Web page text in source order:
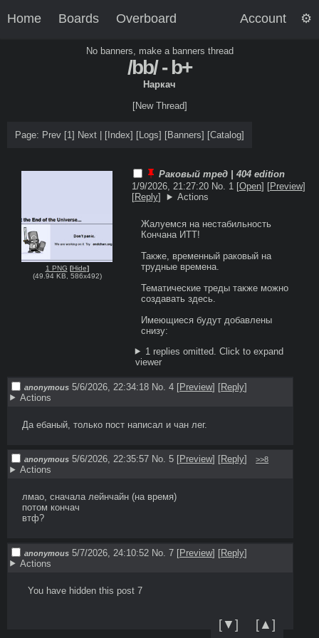
Home Boards Overboard Account
No banners, make a banners thread
/bb/ - b+
Наркач
[New Thread]
[▼] [▲]
Page: Prev [1] Next | [ Index] [Logs] [Banners] [Catalog]
1 PNG [Hide]
(49.94 KB 586x492)
Раковый тред | 404 edition
1/9/2026, 21:27:20 No. 1 [Open] [Preview]
[Reply] Actions
Жалуемся на нестабильность
Кончана ИТТ!
Также, временный раковый на
трудные времена.
Тематические треды также можно
создавать здесь.
Имеющиеся будут добавлены
1 replies omitted. Click to expand
viewer
anonymous 5/6/2026, 22:34:18 No. 4 [Preview] [Reply]
Actions
Да ебаный, только пост написал и чан лег.
anonymous 5/6/2026, 22:35:57 No. 5 [Preview] [Reply] >>8
Actions
лмао, сначала лейнчайн (на время)
потом кончач
втф?
anonymous 5/7/2026, 24:10:52 No. 7 [Preview] [Reply]
Actions